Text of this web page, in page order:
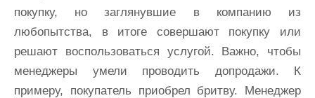
покупку, но заглянувшие в компанию из
любопытства, в итоге совершают покупку или
решают воспользоваться услугой. Важно, чтобы
менеджеры умели проводить допродажи. К
примеру, покупатель приобрел бритву. Менеджер